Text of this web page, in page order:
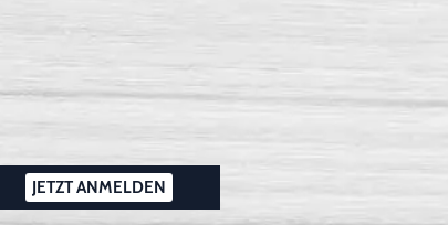
JETZT ANMELDEN